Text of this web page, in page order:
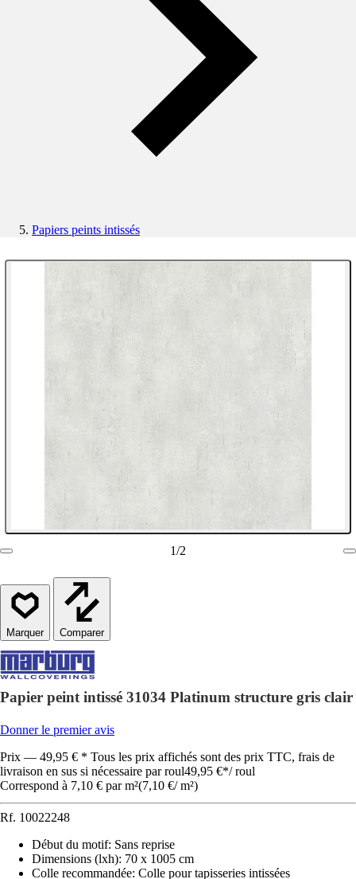
Papiers peints intissés
1/2
Comparer
Papier peint intissé 31034 Platinum structure gris clair
Donner le premier avis
Prix — 49,95 € * Tous les prix affichés sont des prix TTC, frais de
livraison en sus si nécessaire par roul49,95 €*/ roul
Correspond à 7,10 € par m²(7,10 €/ m²)
Rf. 10022248
Début du motif: Sans reprise
Dimensions (lxh): 70 x 1005 cm
Colle recommandée: Colle pour tapisseries intissées